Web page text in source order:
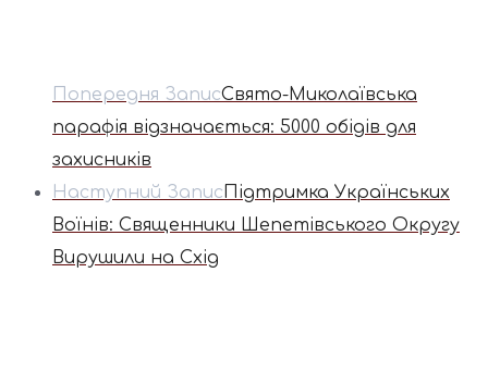
Попередня ЗаписСвято-Миколаївська
парафія відзначається: 5000 обідів для
захисників
Наступний ЗаписПідтримка Українських
Воїнів: Священники Шепетівського Округу
Вирушили на Схід